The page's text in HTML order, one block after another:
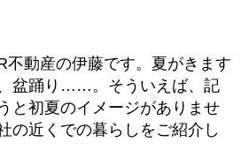
不動産の伊藤です。夏がきます
盆踊り……。そういえば、記
と初夏のイメージがありませ
近くでの暮らしをご紹介し